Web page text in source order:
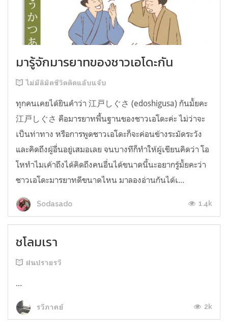
มารู้จักมารยาทของชาวเอโดะกัน
ไม่มีลิมิตชีวิตติดแอ๊บแจ๊บ
ทุกคนเคยได้ยินคำว่า 江戸しぐさ (edoshigusa) กันมั้ยคะ
江戸しぐさ คือมารยาทพื้นฐานของชาวเอโดะค่ะ ไม่ว่าจะ
เป็นท่าทาง หรือการพูดชาวเอโดะก็จะค่อนข้างระมัดระวัง
และคิดถึงผู้อื่นอยู่เสมอเลย จนบางทีก็ทำให้ผู้เขียนคิดว่า โอ
โหทำไมเค้าถึงได้คิดถึงคนอื่นได้ขนาดนี้นะอยากรู้มั้ยคะว่า
ชาวเอโดะมารยาทดีขนาดไหน มาลองอ่านกันได้เ...
Sodasado 1.4k
ชโลมเรา
ฝนปรายรวี
...
รวีภาคย์ 2k